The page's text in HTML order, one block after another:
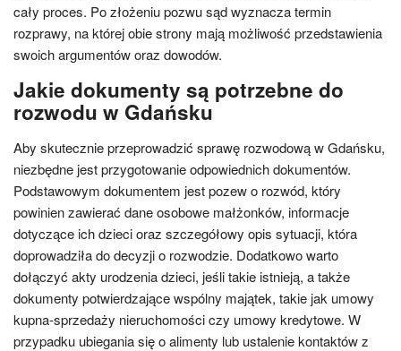
cały proces. Po złożeniu pozwu sąd wyznacza termin
rozprawy, na której obie strony mają możliwość przedstawienia
swoich argumentów oraz dowodów.
Jakie dokumenty są potrzebne do
rozwodu w Gdańsku
Aby skutecznie przeprowadzić sprawę rozwodową w Gdańsku,
niezbędne jest przygotowanie odpowiednich dokumentów.
Podstawowym dokumentem jest pozew o rozwód, który
powinien zawierać dane osobowe małżonków, informacje
dotyczące ich dzieci oraz szczegółowy opis sytuacji, która
doprowadziła do decyzji o rozwodzie. Dodatkowo warto
dołączyć akty urodzenia dzieci, jeśli takie istnieją, a także
dokumenty potwierdzające wspólny majątek, takie jak umowy
kupna-sprzedaży nieruchomości czy umowy kredytowe. W
przypadku ubiegania się o alimenty lub ustalenie kontaktów z